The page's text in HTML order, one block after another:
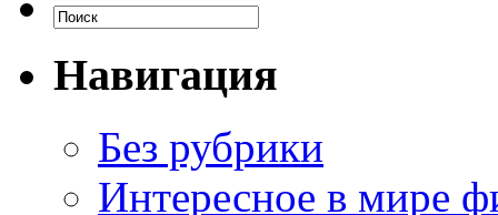
Навигация
Без рубрики
Интересное в мире